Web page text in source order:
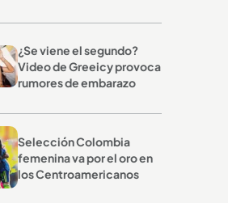
¿Se viene el segundo?
Video de Greeicy provoca
rumores de embarazo
Selección Colombia
femenina va por el oro en
los Centroamericanos